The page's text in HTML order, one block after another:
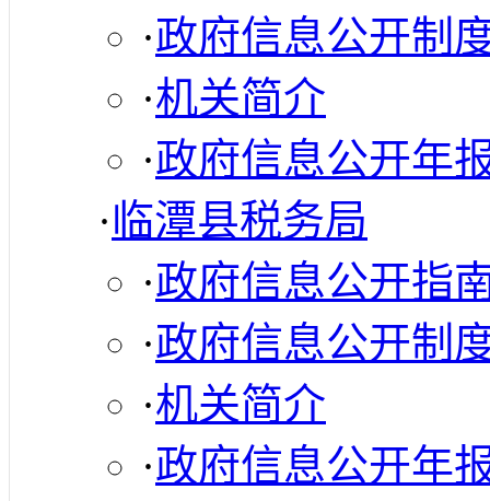
·政府信息公开制
·机关简介
·政府信息公开年
·临潭县税务局
·政府信息公开指
·政府信息公开制
·机关简介
·政府信息公开年